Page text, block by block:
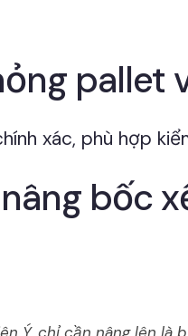
pallet
xác, phù hợp
bốc
Ý, chỉ cần nâng lên